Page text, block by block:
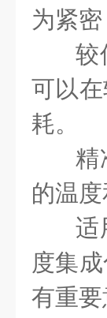
为紧
较
可以
耗。
精
的温
适
度集
有重